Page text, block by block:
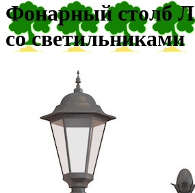
Фонарный столб
со светильниками